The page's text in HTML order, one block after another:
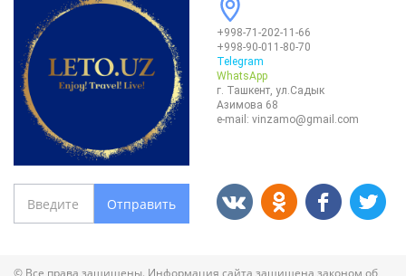
+998-71-202-11-66
+998-90-011-80-70
Telegram
WhatsApp
г. Ташкент, ул.Садык
Азимова 68
e-mail: vinzamo@gmail.com
Отправить
© Все права защищены. Информация сайта защищена законом об